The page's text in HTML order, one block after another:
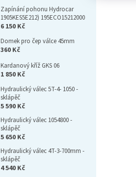
Zapínání pohonu Hydrocar
1905KES5E212) 195ECO15212000
6 150 Kč
Domek pro čep válce 45mm
360 Kč
Kardanový kříž GKS 06
1 850 Kč
Hydraulický válec 5T-4- 1050 -
sklápěč
5 590 Kč
Hydraulický válec 1054800 -
sklápěč
5 650 Kč
Hydraulický válec 4T-3-700mm -
sklápěč
4 540 Kč